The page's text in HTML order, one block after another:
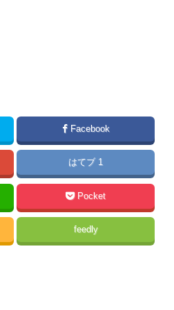
Facebook
はてブ 1
Pocket
feedly